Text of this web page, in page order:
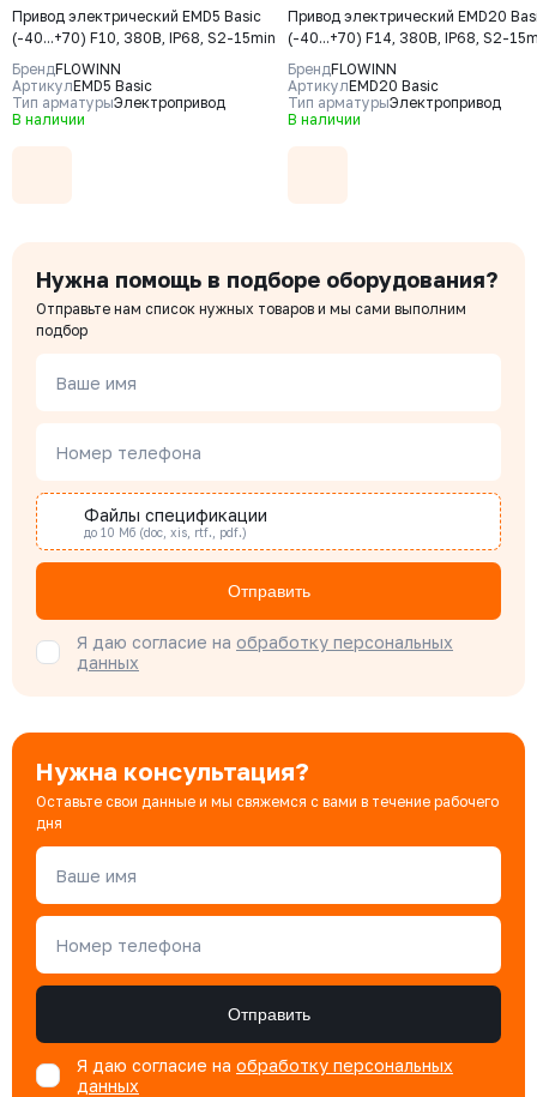
клиентов по качеству продукции на все оборудование, которое
поставляется компанией. ООО «Комплект Сервис» несет гарантийные
гарантийным срокам, которые указываются в техническом паспорте
товара на отгружаемое оборудование. Гарантийный срок на запасные
части к оборудованию составляет 6 (шесть) месяцев.
Наталья Гомонова
Бондарюк Евгения
Специалист отдела продаж
Привод электрический EMD5 Basic
(-40...+70) F10, 380В, IP68, S2-15min
БрендFLOWINN
АртикулEMD5 Basic
Тип арматурыЭлектропривод
В наличии
Привод электрический EMD20
(-40...+70) F14, 380В, IP68, S2-
БрендFLOWINN
АртикулEMD20 Basic
Тип арматурыЭлектропривод
В наличии
Нужна помощь в подборе оборудования?
Отправьте нам список нужных товаров и мы сами выполним
подбор
Ваше имя
Номер телефона
Файлы спецификации
до 10 Мб (doc, xis, rtf., pdf.)
Отправить
Я даю согласие на обработку персональных
данных
Нужна консультация?
Оставьте свои данные и мы свяжемся с вами в течение рабочего
дня
Ваше имя
Номер телефона
Отправить
Я даю согласие на обработку персональных
данных